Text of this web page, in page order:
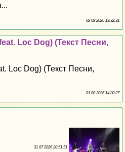
02 08 2026 19:32:31
Loc Dog) (Текст Песни,
Loc Dog) (Текст Песни,
01 08 2026 14:30:27
31 07 2026 20:51:51